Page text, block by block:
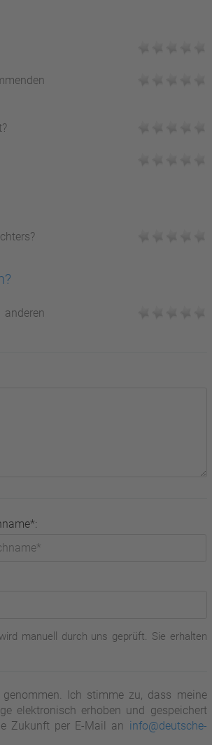
manuell durch uns geprüft. Sie erhalten
Ich stimme zu, dass meine
elektronisch erhoben und gespeichert
Zukunft per E-Mail an info@deutsche-